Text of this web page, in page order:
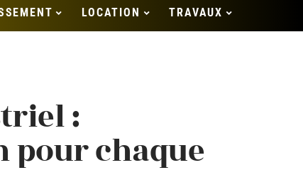
LOCATION TRAVAUX
:
chaque